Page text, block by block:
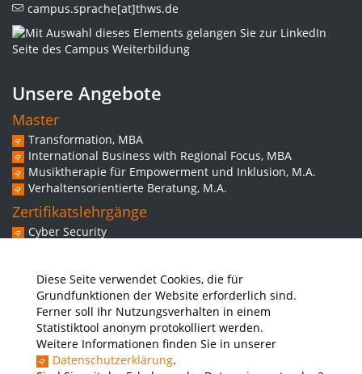
Diese Seite verwendet Cookies, die für
Grundfunktionen der Website erforderlich sind.
Ferner soll Ihr Nutzungsverhalten in einem
Statistiktool anonym protokolliert werden.
Weitere Informationen finden Sie in unserer
Datenschutzerklärung.
campus.sprache[at]thws.de
Unsere Angebote
Master
Transformation, MBA
International Business with Regional Focus, MBA
Musiktherapie für Empowerment und Inklusion, M.A.
Verhaltensorientierte Beratung, M.A.
Zertifikatslehrgänge
Cyber Security
Grundkompetenzen inklusiver Musikintervention
Weitere Angebote
Workshops
Vorbereitungskurs Studium
Ausbilderschein für Studierende der THWS